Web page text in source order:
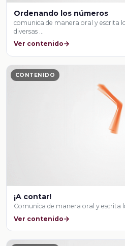
Ordenando los números
comunica de manera oral y escrita
diversas …
Ver contenido
CONTENIDO
¡A contar!
Comunica de manera oral y escrita
Ver contenido